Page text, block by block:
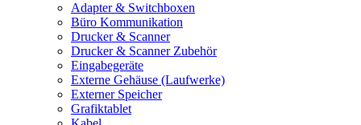
Adapter & Switchboxen
Büro Kommunikation
Drucker & Scanner
Drucker & Scanner Zubehör
Eingabegeräte
Externe Gehäuse (Laufwerke)
Externer Speicher
Grafiktablet